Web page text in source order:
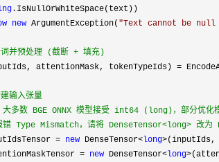
.IsNullOrWhiteSpace(text))
new ArgumentException( "Text cannot be null
并预处理 (截断 + 填充)
attentionMask, tokenTypeIds) =
输入张量
大多数 BGE ONNX 模型接受 int64 (long)，部分
错 Type Mismatch，请将 DenseTensor<long> 改
= new DenseTensor<long>(inputIds,
= new DenseTensor<long